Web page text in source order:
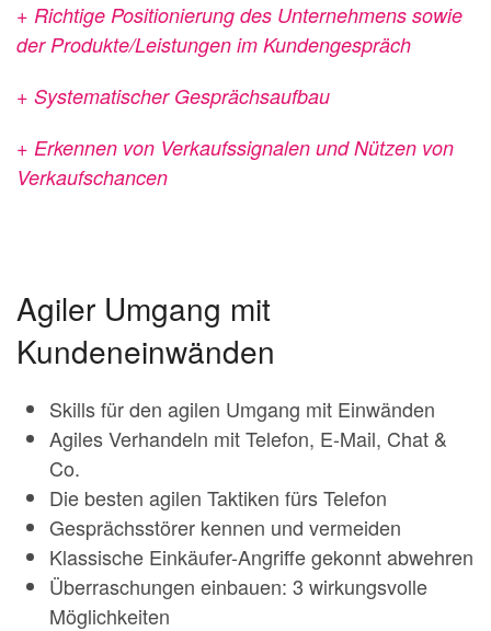
+ Richtige Positionierung des Unternehmens sowie
der Produkte/Leistungen im Kundengespräch
+ Systematischer Gesprächsaufbau
+ Erkennen von Verkaufssignalen und Nützen von
Verkaufschancen
Agiler Umgang mit
Kundeneinwänden
Skills für den agilen Umgang mit Einwänden
Agiles Verhandeln mit Telefon, E-Mail, Chat &
Co.
Die besten agilen Taktiken fürs Telefon
Gesprächsstörer kennen und vermeiden
Klassische Einkäufer-Angriffe gekonnt abwehren
Überraschungen einbauen: 3 wirkungsvolle
Möglichkeiten